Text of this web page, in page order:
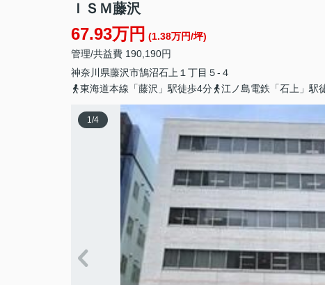
ＩＳＭ藤沢
67.93万円 (1.38万円/坪)
管理/共益費 190,190円
神奈川県藤沢市鵠沼石上 １丁目５-４
東海道本線「藤沢」駅徒歩4分
江ノ島電鉄「石上」駅
1/4